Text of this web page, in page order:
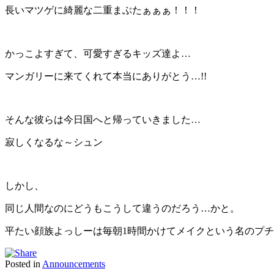
長いマツゲに綺麗な二重まぶたぁぁぁ！！！
かっこよすぎて、可愛すぎるキッズ達よ…
マンガリーに来てくれて本当にありがとう…!!
そんな彼らは今日国へと帰っていきました…
寂しくなるな～シュン
しかし、
同じ人間なのにどうもこうして違うのだろう…かと。
平たい顔族よっしーは毎朝1時間かけてメイクという名のプチ
Posted in Announcements